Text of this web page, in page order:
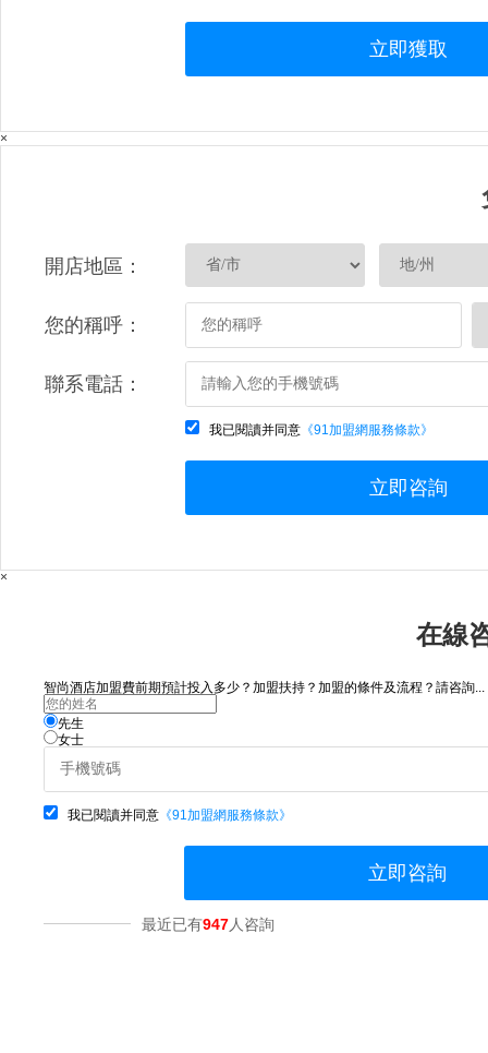
立即獲取
×
開店地區：
您的稱呼：
聯系電話：
我已閱讀并同意 《91加盟網服務條款》
立即咨詢
×
在線
智尚酒店加盟費前期預計投入多少？加盟扶持？加盟的條件及流程？請咨詢...
先生
女士
我已閱讀并同意 《91加盟網服務條款》
立即咨詢
最近已有947人咨詢